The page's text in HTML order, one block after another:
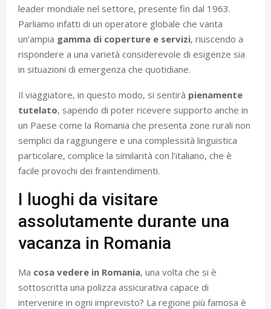
leader mondiale nel settore, presente fin dal 1963.
Parliamo infatti di un operatore globale che vanta
un’ampia gamma di coperture e servizi, riuscendo a
rispondere a una varietà considerevole di esigenze sia
in situazioni di emergenza che quotidiane.
Il viaggiatore, in questo modo, si sentirà pienamente
tutelato, sapendo di poter ricevere supporto anche in
un Paese come la Romania che presenta zone rurali non
semplici da raggiungere e una complessità linguistica
particolare, complice la similarità con l’italiano, che è
facile provochi dei fraintendimenti.
I luoghi da visitare
assolutamente durante una
vacanza in Romania
Ma cosa vedere in Romania, una volta che si è
sottoscritta una polizza assicurativa capace di
intervenire in ogni imprevisto? La regione più famosa è